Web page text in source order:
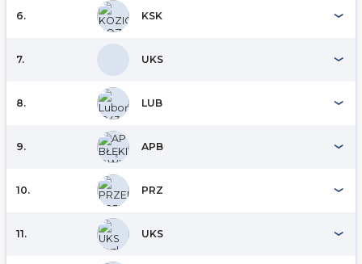
6. KSK
7. UKS
8. LUB
9. APB
10. PRZ
11. UKS